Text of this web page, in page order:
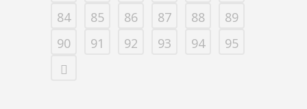
84
85 86 87 88
89
90
91 92 93 94 95